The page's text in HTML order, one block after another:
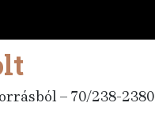
– 70/238-2380